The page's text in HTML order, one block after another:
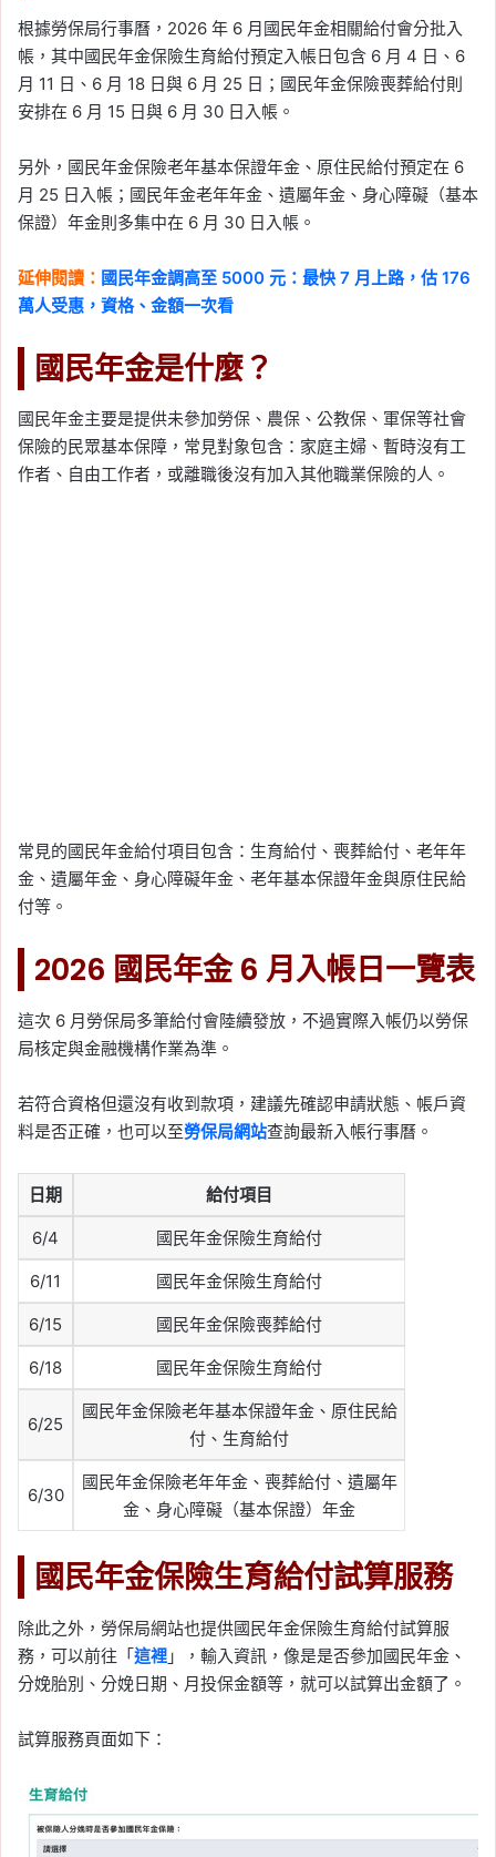
根據勞保局行事曆，2026 年 6 月國民年金相關給付會分批入
帳，其中國民年金保險生育給付預定入帳日包含 6 月 4 日、6
月 11 日、6 月 18 日與 6 月 25 日；國民年金保險喪葬給付則
安排在 6 月 15 日與 6 月 30 日入帳。
另外，國民年金保險老年基本保證年金、原住民給付預定在 6
月 25 日入帳；國民年金老年年金、遺屬年金、身心障礙（基本
保證）年金則多集中在 6 月 30 日入帳。
延伸閱讀： 國民年金調高至 5000 元：最快 7 月上路，估 176
萬人受惠，資格、金額一次看
國民年金是什麼？
國民年金主要是提供未參加勞保、農保、公教保、軍保等社會
保險的民眾基本保障，常見對象包含：家庭主婦、暫時沒有工
作者、自由工作者，或離職後沒有加入其他職業保險的人。
常見的國民年金給付項目包含：生育給付、喪葬給付、老年年
金、遺屬年金、身心障礙年金、老年基本保證年金與原住民給
付等。
2026 國民年金 6 月入帳日一覽表
這次 6 月勞保局多筆給付會陸續發放，不過實際入帳仍以勞保
局核定與金融機構作業為準。
若符合資格但還沒有收到款項，建議先確認申請狀態、帳戶資
料是否正確，也可以至勞保局網站查詢最新入帳行事曆。
日期 給付項目
6/4 國民年金保險生育給付
6/11 國民年金保險生育給付
6/15 國民年金保險喪葬給付
6/18 國民年金保險生育給付
6/25
國民年金保險老年基本保證年金、原住民給
付、生育給付
6/30
國民年金保險老年年金、喪葬給付、遺屬年
金、身心障礙（基本保證）年金
國民年金保險生育給付試算服務
除此之外，勞保局網站也提供國民年金保險生育給付試算服
務，可以前往「這裡 」，輸入資訊，像是是否參加國民年金、
分娩胎別、分娩日期、月投保金額等，就可以試算出金額了。
試算服務頁面如下：